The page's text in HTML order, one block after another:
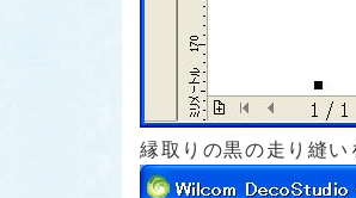
縁取りの黒の走り縫